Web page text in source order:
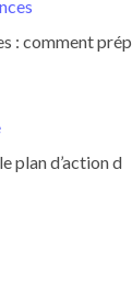
: comment
plan d’action d